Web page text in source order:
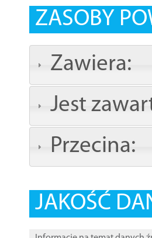
ZASOBY
Zawiera:
Jest
Przecina:
JAKOŚĆ